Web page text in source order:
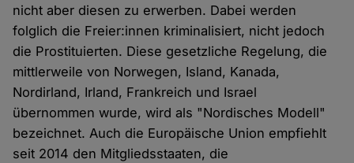
nicht aber diesen zu erwerben. Dabei werden
folglich die Freier:innen kriminalisiert, nicht jedoch
die Prostituierten. Diese gesetzliche Regelung, die
mittlerweile von Norwegen, Island, Kanada,
Nordirland, Irland, Frankreich und Israel
übernommen wurde, wird als "Nordisches Modell"
bezeichnet. Auch die Europäische Union empfiehlt
seit 2014 den Mitgliedsstaaten, die